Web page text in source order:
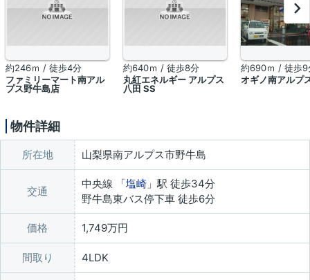
約246ｍ / 徒歩4分
ファミリーマート南アル
プス野牛島店
約640ｍ / 徒歩8分
丸紅エネルギー アルプス
八田 SS
約690ｍ / 徒歩9
オギノ南アルプ
物件詳細
所在地 山梨県南アルプス市野牛島
交通
中央線 「塩崎 」駅 徒歩34分
野牛島東バス停下車 徒歩6分
価格 1,749万円
間取り 4LDK